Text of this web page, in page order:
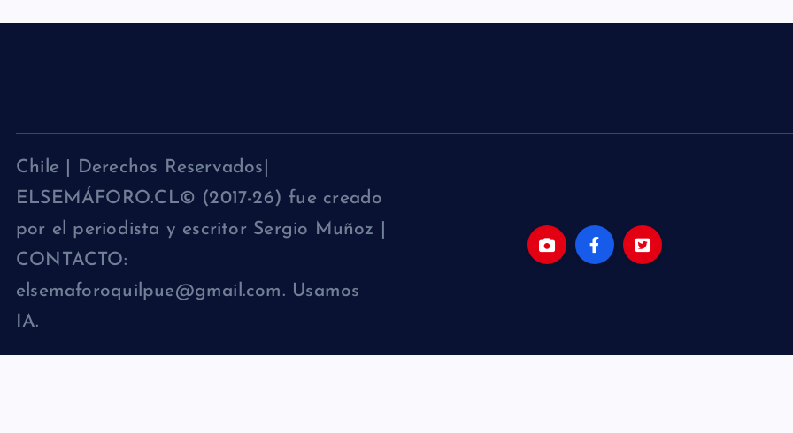
Chile | Derechos Reservados|
ELSEMÁFORO.CL© (2017-26) fue creado
por el periodista y escritor Sergio Muñoz |
CONTACTO:
elsemaforoquilpue@gmail.com. Usamos
IA.